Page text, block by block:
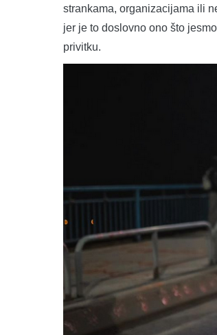
strankama, organizacijama ili
jer je to doslovno ono što
privitku.